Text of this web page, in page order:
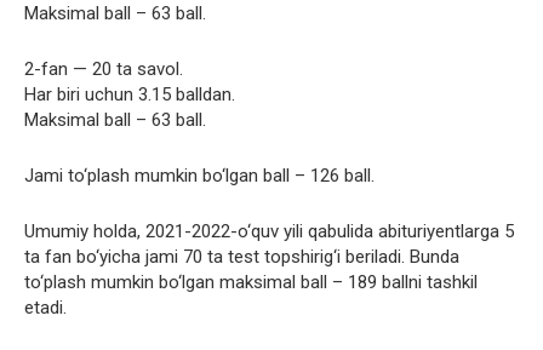
Maksimal ball – 63 ball.
2-fan — 20 ta savol.
Har biri uchun 3.15 balldan.
Maksimal ball – 63 ball.
Jami to‘plash mumkin bo‘lgan ball – 126 ball.
Umumiy holda, 2021-2022-o‘quv yili qabulida abituriyentlarga 5
ta fan bo‘yicha jami 70 ta test topshirig‘i beriladi. Bunda
to‘plash mumkin bo‘lgan maksimal ball – 189 ballni tashkil
etadi.